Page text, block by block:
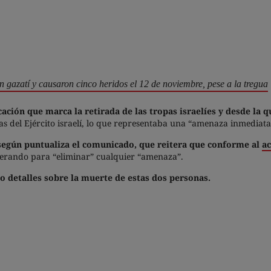
gazatí y causaron cinco heridos el 12 de noviembre, pese a la tregua
que marca la retirada de las tropas israelíes y desde la
del Ejército israelí, lo que representaba una “amenaza
puntualiza el comunicado, que reitera que conforme al
para “eliminar” cualquier “amenaza”.
sobre la muerte de estas dos personas.